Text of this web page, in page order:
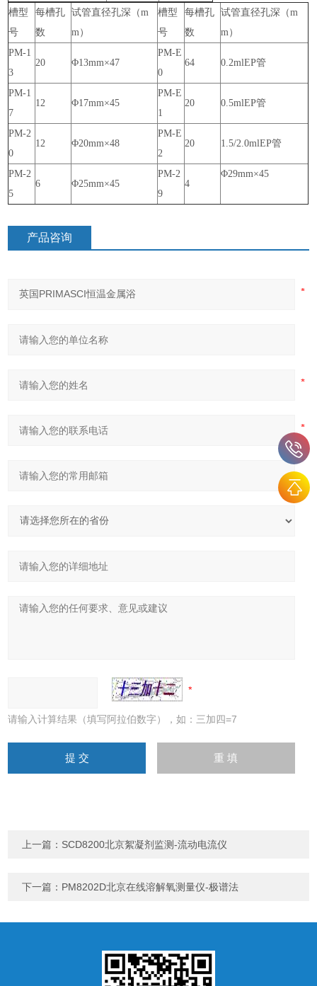
槽型
号
每槽孔
数
试管直径孔深（m
m）
槽型
号
每槽孔
数
试管直径孔深（m
m）
PM-1
3
20 Φ13mm×47
PM-E
0
64 0.2mlEP管
PM-1
7
12 Φ17mm×45
PM-E
1
20 0.5mlEP管
PM-2
0
12 Φ20mm×48
PM-E
2
20 1.5/2.0mlEP管
PM-2
5
6 Φ25mm×45
PM-2
9
4
Φ29mm×45
产品咨询
请输入计算结果（填写阿拉伯数字），如：三加四=7
上一篇： SCD8200北京絮凝剂监测-流动电流仪
下一篇： PM8202D北京在线溶解氧测量仪-极谱法